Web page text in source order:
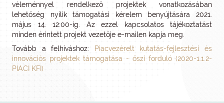
véleménnyel rendelkező projektek vonatkozásában
lehetőség nyílik támogatási kérelem benyújtására 2021.
május 14. 12:00-ig. Az ezzel kapcsolatos tájékoztatást
minden érintett projekt vezetője e-mailen kapja meg.
Tovább a felhíváshoz:
Piacvezérelt kutatás-fejlesztési és
innovációs projektek támogatása - őszi forduló (2020-1.1.2-
PIACI KFI)